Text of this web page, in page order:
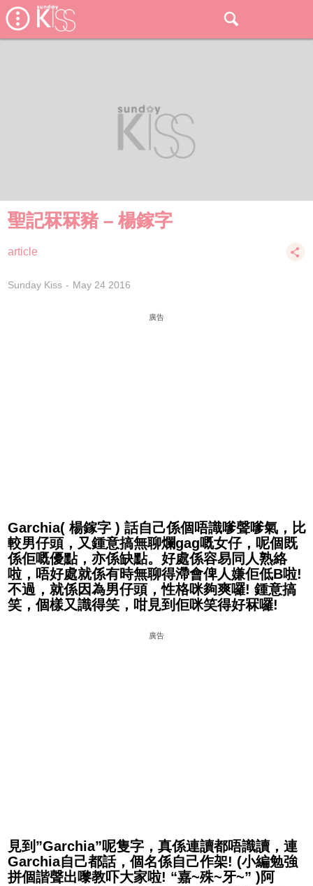
聖記冧冧豬 – 楊鎵字
article
Sunday Kiss May 24 2016
廣告
Garchia( 楊鎵字 ) 話自己係個唔識嗲聲嗲氣，比
較男仔頭，又鍾意搞無聊爛gag嘅女仔，呢個既
係佢嘅優點，亦係缺點。好處係容易同人熟絡
啦，唔好處就係有時無聊得滯會俾人嫌佢低B啦!
不過，就係因為男仔頭，性格咪夠爽囉! 鍾意搞
笑，個樣又識得笑，咁見到佢咪笑得好冧囉!
廣告
見到”Garchia”呢隻字，真係連讀都唔識讀，連
Garchia自己都話，個名係自己作架! (小編勉強
拼個諧聲出嚟教吓大家啦! “嘉~殊~牙~” )阿